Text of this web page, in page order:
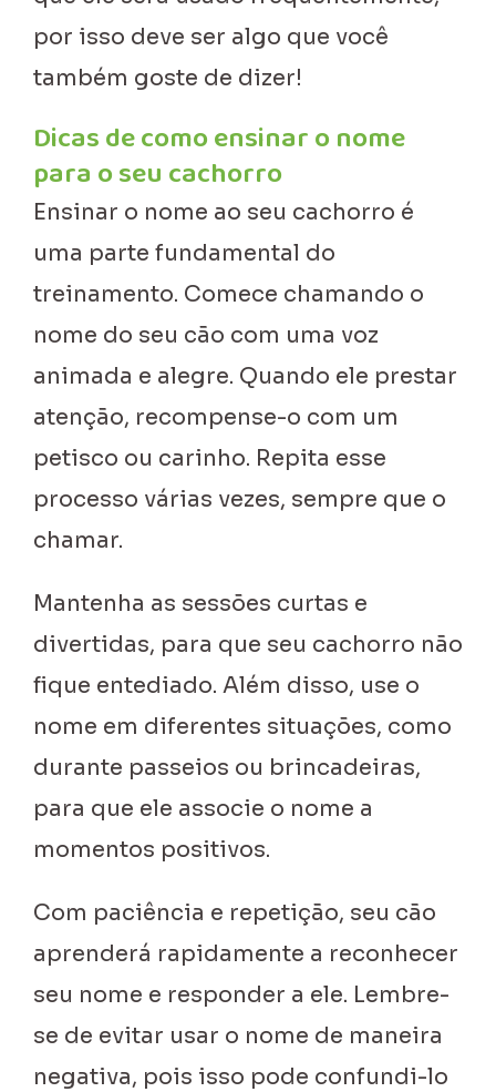
por isso deve ser algo que você
também goste de dizer!
Dicas de como ensinar o nome
para o seu cachorro
Ensinar o nome ao seu cachorro é
uma parte fundamental do
treinamento. Comece chamando o
nome do seu cão com uma voz
animada e alegre. Quando ele prestar
atenção, recompense-o com um
petisco ou carinho. Repita esse
processo várias vezes, sempre que o
chamar.
Mantenha as sessões curtas e
divertidas, para que seu cachorro não
fique entediado. Além disso, use o
nome em diferentes situações, como
durante passeios ou brincadeiras,
para que ele associe o nome a
momentos positivos.
Com paciência e repetição, seu cão
aprenderá rapidamente a reconhecer
seu nome e responder a ele. Lembre-
se de evitar usar o nome de maneira
negativa, pois isso pode confundi-lo